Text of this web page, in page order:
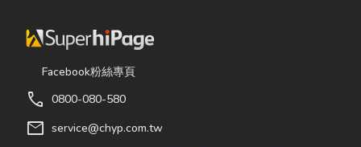
Facebook粉絲專頁
call 0800-080-580
mail service@chyp.com.tw